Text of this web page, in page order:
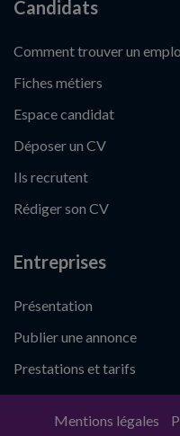
Candidats
Comment trouver un
Fiches métiers
Espace candidat
Déposer un CV
Ils recrutent
Rédiger son CV
Entreprises
Présentation
Publier une annonce
Prestations et tarifs
Mentions légales